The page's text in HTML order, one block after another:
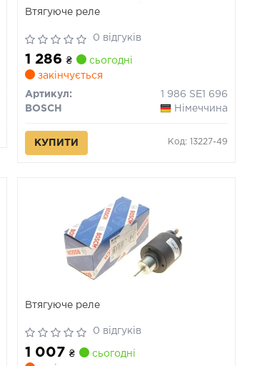
Втягуюче реле
0 відгуків
1 286₴
сьогодні
закінчується
Артикул:
1 986 SE1 696
BOSCH
Німеччина
КУПИТИ Код: 13227-49
Втягуюче реле
0 відгуків
1 007₴
сьогодні